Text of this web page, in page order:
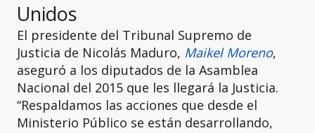
Unidos
El presidente del Tribunal Supremo de
Justicia de Nicolás Maduro, Maikel Moreno,
aseguró a los diputados de la Asamblea
Nacional del 2015 que les llegará la Justicia.
“Respaldamos las acciones que desde el
Ministerio Público se están desarrollando,